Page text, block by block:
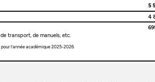
5
4
transport, de manuels, etc.
l’année académique 2025-2026.